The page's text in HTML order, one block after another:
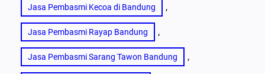
Jasa Pembasmi Kecoa di Bandung ,
Jasa Pembasmi Rayap Bandung ,
Jasa Pembasmi Sarang Tawon Bandung ,